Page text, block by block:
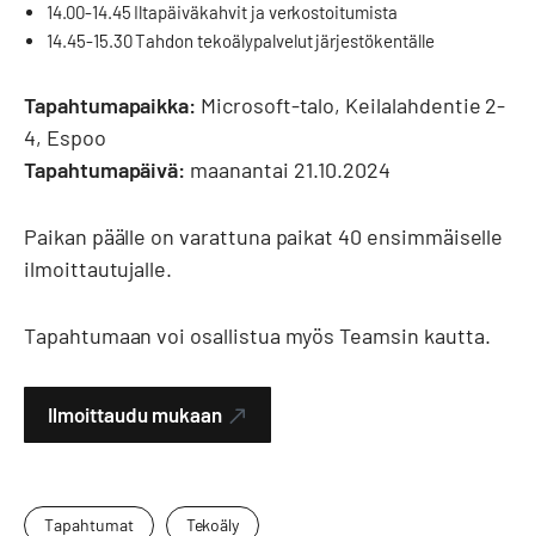
14.00-14.45 Iltapäiväkahvit ja verkostoitumista
14.45-15.30 Tahdon tekoälypalvelut järjestökentälle
Tapahtumapaikka: Microsoft-talo, Keilalahdentie 2-
4, Espoo
Tapahtumapäivä: maanantai 21.10.2024
Paikan päälle on varattuna paikat 40 ensimmäiselle
ilmoittautujalle.
Tapahtumaan voi osallistua myös Teamsin kautta.
Ilmoittaudu mukaan
Tapahtumat Tekoäly